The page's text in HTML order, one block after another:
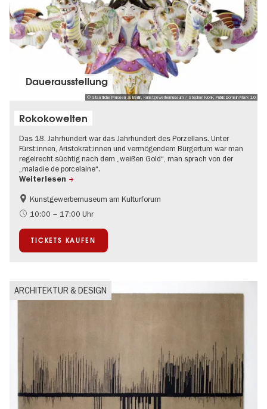
© Staatliche Museen zu Berlin, Kunstgewerbemuseum / Stephan Klonk, Public Domain Mark 1.0
Dauer­aus­stel­lung
Rokokowelten
Das 18. Jahrhundert war das Jahrhundert des Porzellans. Unter
Fürst:innen, Aristokrat:innen und vermögendem Bürgertum war man
regelrecht süchtig nach dem „weißen Gold“, man sprach von der
„maladie de porcelaine“.
Weiterlesen
Geschichte
Mode und Design
Kunstgewerbemuseum am Kulturforum
10:00 – 17:00 Uhr
TICKETS KAUFEN
ARCHITEKTUR & DESIGN